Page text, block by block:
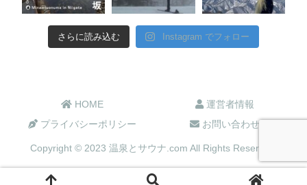
さらに読み込む Instagram でフォロー
HOME
運営者情報
プライバシーポリシー
お問い合わせ
Copyright © 2023 温泉とサウナ.com All Rights Reserved.